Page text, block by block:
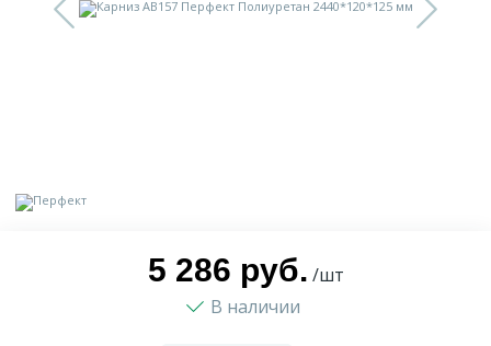
5 286 руб. /шт
В наличии
Доставка